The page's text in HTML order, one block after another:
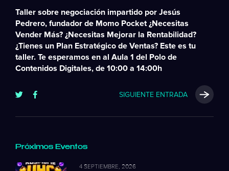
Taller sobre negociación impartido por Jesús
Pedrero, fundador de Momo Pocket ¿Necesitas
Vender Más? ¿Necesitas Mejorar la Rentabilidad?
¿Tienes un Plan Estratégico de Ventas? Este es tu
taller. Te esperamos en al Aula 1 del Polo de
Contenidos Digitales, de 10:00 a 14:00h
SIGUIENTE ENTRADA
Próximos Eventos
4 SEPTIEMBRE, 2026